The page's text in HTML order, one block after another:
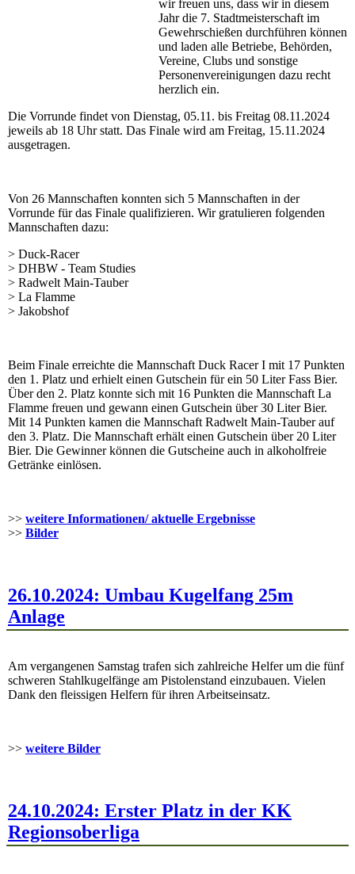
wir freuen uns, dass wir in diesem
Jahr die 7. Stadtmeisterschaft im
Gewehrschießen durchführen können
und laden alle Betriebe, Behörden,
Vereine, Clubs und sonstige
Personenvereinigungen dazu recht
herzlich ein.
Die Vorrunde findet von Dienstag, 05.11. bis Freitag 08.11.2024
jeweils ab 18 Uhr statt. Das Finale wird am Freitag, 15.11.2024
ausgetragen.
Von 26 Mannschaften konnten sich 5 Mannschaften in der
Vorrunde für das Finale qualifizieren. Wir gratulieren folgenden
Mannschaften dazu:
> Duck-Racer
> DHBW - Team Studies
> Radwelt Main-Tauber
> La Flamme
> Jakobshof
Beim Finale erreichte die Mannschaft Duck Racer I mit 17 Punkten
den 1. Platz und erhielt einen Gutschein für ein 50 Liter Fass Bier.
Über den 2. Platz konnte sich mit 16 Punkten die Mannschaft La
Flamme freuen und gewann einen Gutschein über 30 Liter Bier.
Mit 14 Punkten kamen die Mannschaft Radwelt Main-Tauber auf
den 3. Platz. Die Mannschaft erhält einen Gutschein über 20 Liter
Bier. Die Gewinner können die Gutscheine auch in alkoholfreie
Getränke einlösen.
>> weitere Informationen/ aktuelle Ergebnisse
>> Bilder
26.10.2024: Umbau Kugelfang 25m
Anlage
Am vergangenen Samstag trafen sich zahlreiche Helfer um die fünf
schweren Stahlkugelfänge am Pistolenstand einzubauen. Vielen
Dank den fleissigen Helfern für ihren Arbeitseinsatz.
>> weitere Bilder
24.10.2024: Erster Platz in der KK
Regionsoberliga